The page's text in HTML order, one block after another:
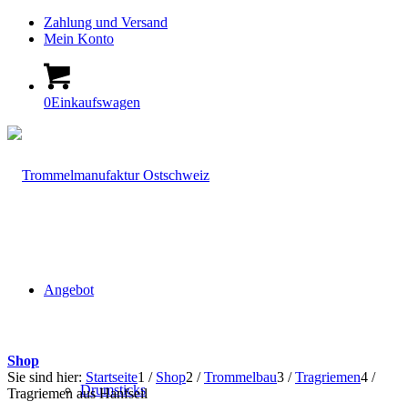
Zahlung und Versand
Mein Konto
0Einkaufswagen
Angebot
Drumsticks
Shop
Sie sind hier: Startseite1 / Shop2 / Trommelbau3 / Tragriemen4 /
Tragriemen aus Hanfseil